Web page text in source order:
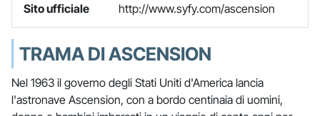
Sito ufficiale
http://www.syfy.com/ascension
TRAMA DI ASCENSION
Nel 1963 il governo degli Stati Uniti d'America lancia
l'astronave Ascension, con a bordo centinaia di uomini,